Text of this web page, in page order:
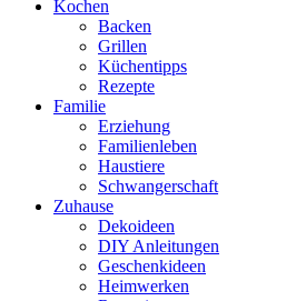
Kochen
Backen
Grillen
Küchentipps
Rezepte
Familie
Erziehung
Familienleben
Haustiere
Schwangerschaft
Zuhause
Dekoideen
DIY Anleitungen
Geschenkideen
Heimwerken